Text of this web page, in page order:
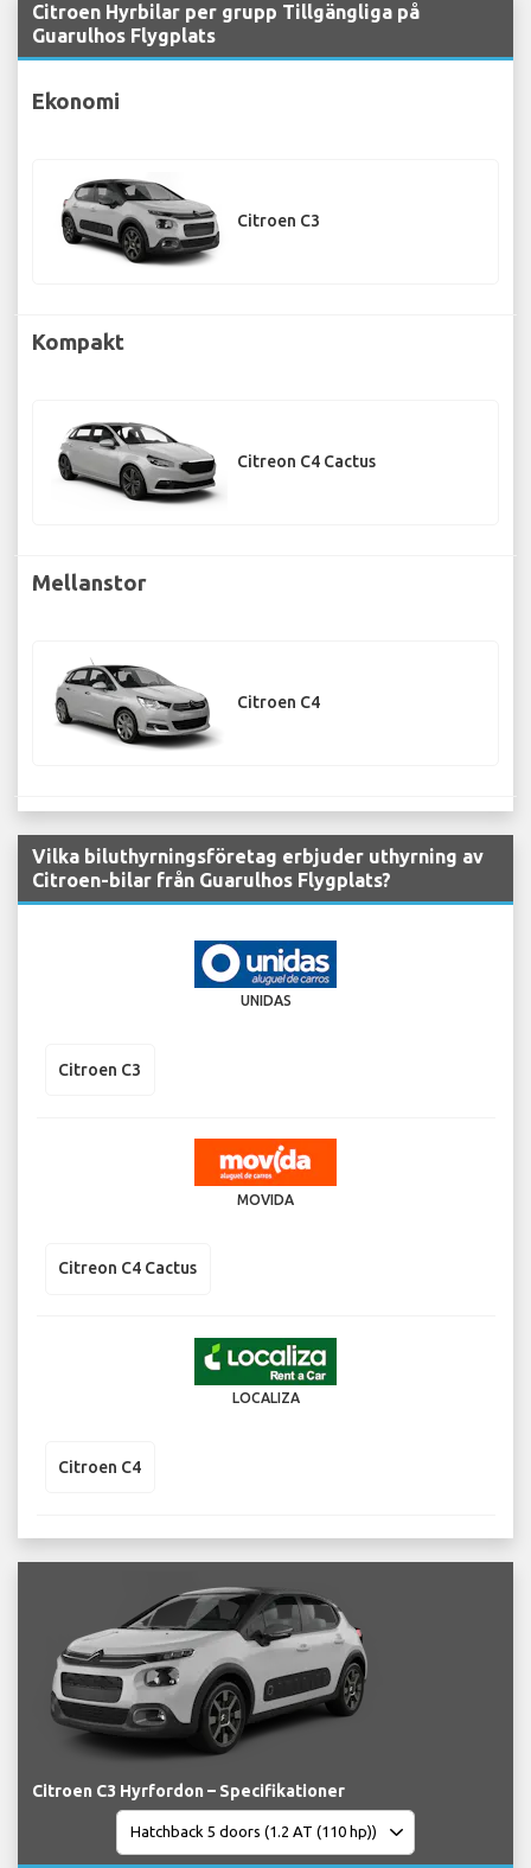
Citroen Hyrbilar per grupp Tillgängliga på
Guarulhos Flygplats
Ekonomi
Citroen C3
Kompakt
Citreon C4 Cactus
Mellanstor
Citroen C4
Vilka biluthyrningsföretag erbjuder uthyrning av
Citroen-bilar från Guarulhos Flygplats?
UNIDAS
Citroen C3
MOVIDA
Citreon C4 Cactus
LOCALIZA
Citroen C4
Citroen C3 Hyrfordon – Specifikationer